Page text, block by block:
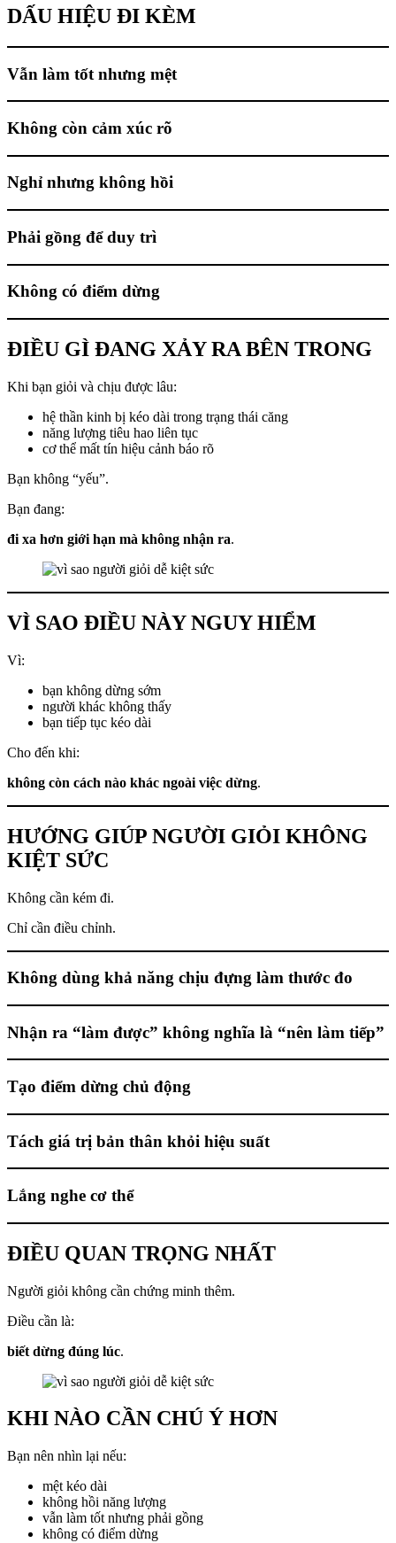
DẤU HIỆU ĐI KÈM
Vẫn làm tốt nhưng mệt
Không còn cảm xúc rõ
Nghỉ nhưng không hồi
Phải gồng để duy trì
Không có điểm dừng
ĐIỀU GÌ ĐANG XẢY RA BÊN TRONG
Khi bạn giỏi và chịu được lâu:
hệ thần kinh bị kéo dài trong trạng thái căng
năng lượng tiêu hao liên tục
cơ thể mất tín hiệu cảnh báo rõ
Bạn không “yếu”.
Bạn đang:
đi xa hơn giới hạn mà không nhận ra.
VÌ SAO ĐIỀU NÀY NGUY HIỂM
Vì:
bạn không dừng sớm
người khác không thấy
bạn tiếp tục kéo dài
Cho đến khi:
không còn cách nào khác ngoài việc dừng.
HƯỚNG GIÚP NGƯỜI GIỎI KHÔNG
KIỆT SỨC
Không cần kém đi.
Chỉ cần điều chỉnh.
Không dùng khả năng chịu đựng làm thước đo
Nhận ra “làm được” không nghĩa là “nên làm tiếp”
Tạo điểm dừng chủ động
Tách giá trị bản thân khỏi hiệu suất
Lắng nghe cơ thể
ĐIỀU QUAN TRỌNG NHẤT
Người giỏi không cần chứng minh thêm.
Điều cần là:
biết dừng đúng lúc.
KHI NÀO CẦN CHÚ Ý HƠN
Bạn nên nhìn lại nếu:
mệt kéo dài
không hồi năng lượng
vẫn làm tốt nhưng phải gồng
không có điểm dừng